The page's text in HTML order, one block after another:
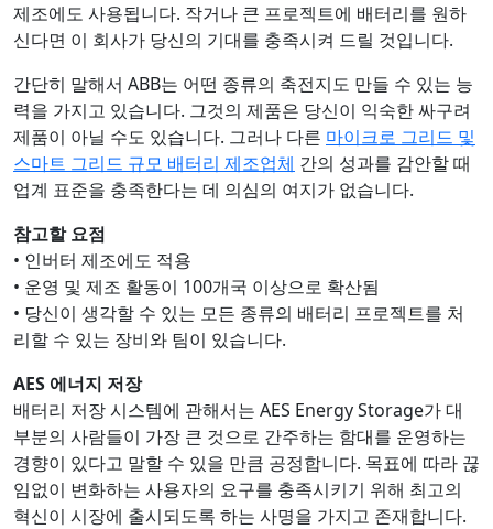
제조에도 사용됩니다. 작거나 큰 프로젝트에 배터리를 원하
신다면 이 회사가 당신의 기대를 충족시켜 드릴 것입니다.
간단히 말해서 ABB는 어떤 종류의 축전지도 만들 수 있는 능
력을 가지고 있습니다. 그것의 제품은 당신이 익숙한 싸구려
제품이 아닐 수도 있습니다. 그러나 다른 마이크로 그리드 및
스마트 그리드 규모 배터리 제조업체 간의 성과를 감안할 때
업계 표준을 충족한다는 데 의심의 여지가 없습니다.
참고할 요점
• 인버터 제조에도 적용
• 운영 및 제조 활동이 100개국 이상으로 확산됨
• 당신이 생각할 수 있는 모든 종류의 배터리 프로젝트를 처
리할 수 있는 장비와 팀이 있습니다.
AES 에너지 저장
배터리 저장 시스템에 관해서는 AES Energy Storage가 대
부분의 사람들이 가장 큰 것으로 간주하는 함대를 운영하는
경향이 있다고 말할 수 있을 만큼 공정합니다. 목표에 따라 끊
임없이 변화하는 사용자의 요구를 충족시키기 위해 최고의
혁신이 시장에 출시되도록 하는 사명을 가지고 존재합니다.